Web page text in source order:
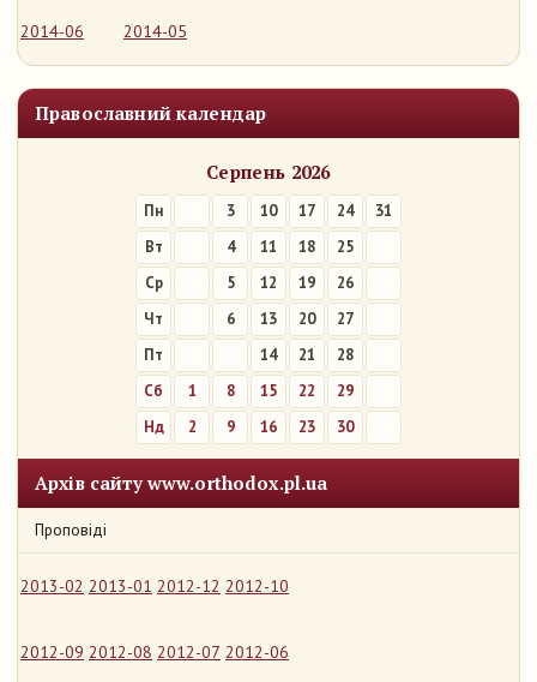
2014-06 2014-05
Православний календар
Серпень 2026
Пн 3 10 17 24
31
Вт
4 11 18
25
Ср
5 12 19
26
Чт
6 13 20
27
Пт
14 21
28
Сб
1 8 15 22
29
Нд
2 9 16 23 30
Архів сайту www.orthodox.pl.ua
Проповіді
2013-02 2013-01 2012-12 2012-10
2012-09 2012-08 2012-07 2012-06